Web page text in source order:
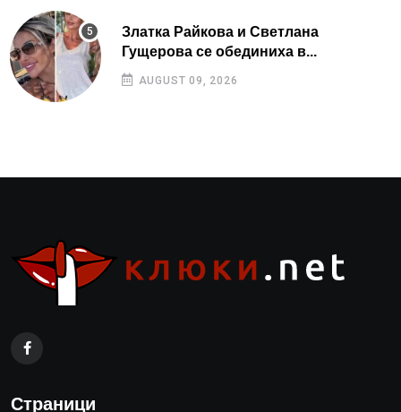
Златка Райкова и Светлана
Гущерова се обединиха в...
AUGUST 09, 2026
Страници